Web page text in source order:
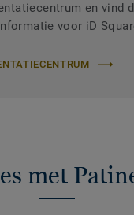
en vind
voor iD
met